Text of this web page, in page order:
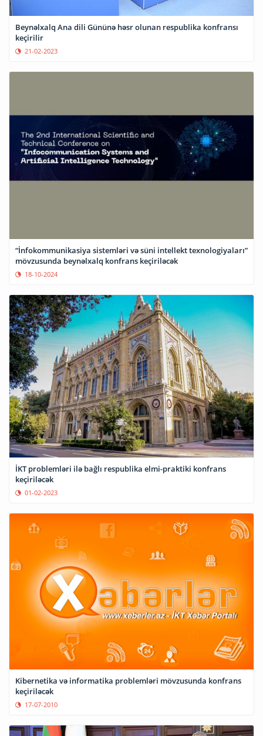
Beynəlxalq Ana dili Gününə həsr olunan respublika konfransı
keçirilir
21-02-2023
“İnfokommunikasiya sistemləri və süni intellekt texnologiyaları”
mövzusunda beynəlxalq konfrans keçiriləcək
18-10-2024
İKT problemləri ilə bağlı respublika elmi-praktiki konfrans
keçiriləcək
01-02-2023
Kibernetika və informatika problemləri mövzusunda konfrans
keçiriləcək
17-07-2010